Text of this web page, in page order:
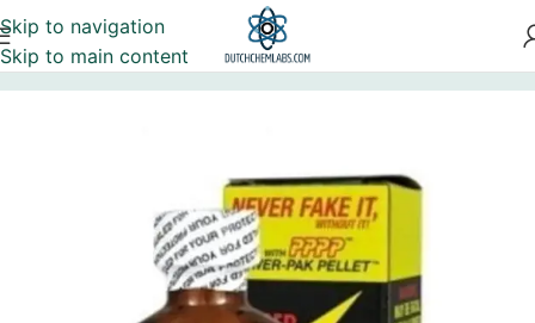
Skip to navigation
Skip to main content
Почетна Poppers